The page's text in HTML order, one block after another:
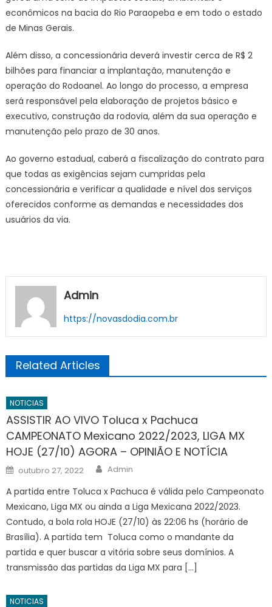
econômicos na bacia do Rio Paraopeba e em todo o estado
de Minas Gerais.
Além disso, a concessionária deverá investir cerca de R$ 2
bilhões para financiar a implantação, manutenção e
operação do Rodoanel. Ao longo do processo, a empresa
será responsável pela elaboração de projetos básico e
executivo, construção da rodovia, além da sua operação e
manutenção pelo prazo de 30 anos.
Ao governo estadual, caberá a fiscalização do contrato para
que todas as exigências sejam cumpridas pela
concessionária e verificar a qualidade e nível dos serviços
oferecidos conforme as demandas e necessidades dos
usuários da via.
Admin
https://novasdodia.com.br
Related Articles
NOTICIAS
ASSISTIR AO VIVO Toluca x Pachuca
CAMPEONATO Mexicano 2022/2023, LIGA MX
HOJE (27/10) AGORA – OPINIÃO E NOTÍCIA
Posted
on
outubro 27, 2022 Author
Admin
A partida entre Toluca x Pachuca é válida pelo Campeonato
Mexicano, Liga MX ou ainda a Liga Mexicana 2022/2023.
Contudo, a bola rola HOJE (27/10) às 22:06 hs (horário de
Brasília). A partida tem Toluca como o mandante da
partida e quer buscar a vitória sobre seus domínios. A
transmissão das partidas da Liga MX para […]
NOTICIAS